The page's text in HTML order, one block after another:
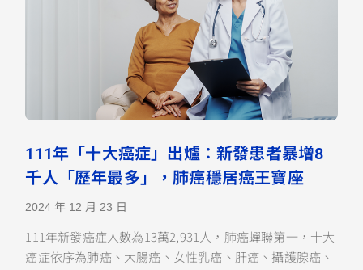
111年「十大癌症」出爐：新發患者暴增8
千人「歷年最多」，肺癌穩居癌王寶座
2024 年 12 月 23 日
111年新發癌症人數為13萬2,931人，肺癌蟬聯第一，十大
癌症依序為肺癌、大腸癌、女性乳癌、肝癌、攝護腺癌、